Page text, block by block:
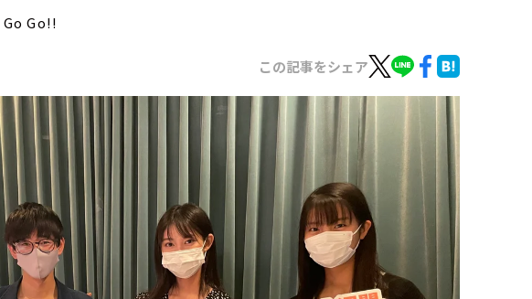
Go!!
この記事をシェア